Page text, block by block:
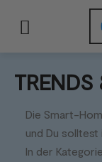
Start News & Trends
Die Smart-
und Du
In der